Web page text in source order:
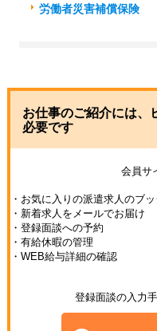
労働者災害補償保険
お仕事のご紹介には、
必要です
会員サ
・お気に入りの派遣求人のブ
・新着求人をメールでお届け
・登録面談への予約
・有給休暇の管理
・WEB給与詳細の確認
登録面談の入力